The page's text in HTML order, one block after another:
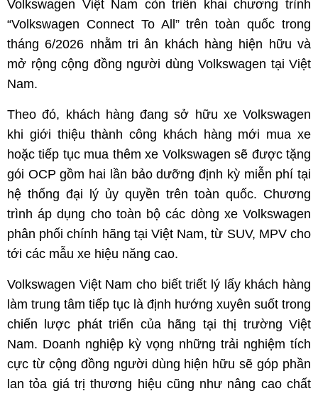
Volkswagen Việt Nam còn triển khai chương trình
“Volkswagen Connect To All” trên toàn quốc trong
tháng 6/2026 nhằm tri ân khách hàng hiện hữu và
mở rộng cộng đồng người dùng Volkswagen tại Việt
Nam.
Theo đó, khách hàng đang sở hữu xe Volkswagen
khi giới thiệu thành công khách hàng mới mua xe
hoặc tiếp tục mua thêm xe Volkswagen sẽ được tặng
gói OCP gồm hai lần bảo dưỡng định kỳ miễn phí tại
hệ thống đại lý ủy quyền trên toàn quốc. Chương
trình áp dụng cho toàn bộ các dòng xe Volkswagen
phân phối chính hãng tại Việt Nam, từ SUV, MPV cho
tới các mẫu xe hiệu năng cao.
Volkswagen Việt Nam cho biết triết lý lấy khách hàng
làm trung tâm tiếp tục là định hướng xuyên suốt trong
chiến lược phát triển của hãng tại thị trường Việt
Nam. Doanh nghiệp kỳ vọng những trải nghiệm tích
cực từ cộng đồng người dùng hiện hữu sẽ góp phần
lan tỏa giá trị thương hiệu cũng như nâng cao chất